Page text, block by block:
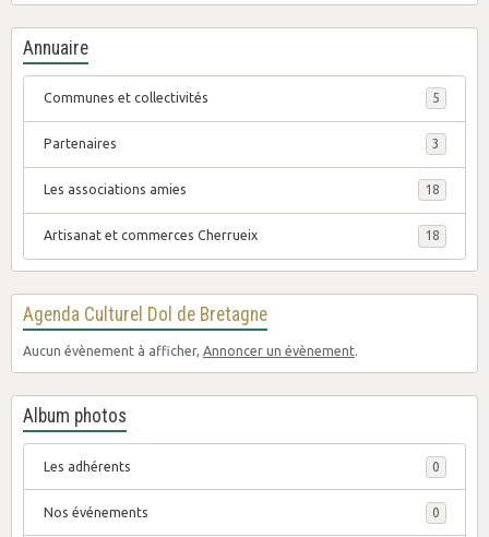
Annuaire
Communes et collectivités 5
Partenaires 3
Les associations amies 18
Artisanat et commerces Cherrueix 18
Agenda Culturel Dol de Bretagne
Aucun évènement à afficher, Annoncer un évènement.
Album photos
Les adhérents 0
Nos événements 0